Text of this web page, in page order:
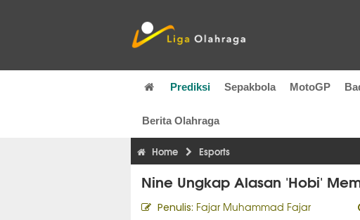
Prediksi Sepakbola MotoGP
Berita Olahraga
Home Esports
Nine Ungkap Alasan 'Hobi'
Penulis: Fajar Muhammad Fajar